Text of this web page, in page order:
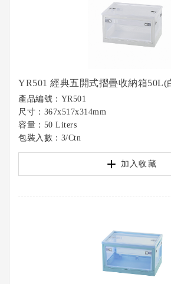
YR501 經典五開式摺疊收納箱50L(
產品編號：YR501
尺寸：367x517x314mm
容量：50 Liters
包裝入數：3/Ctn
加入收藏